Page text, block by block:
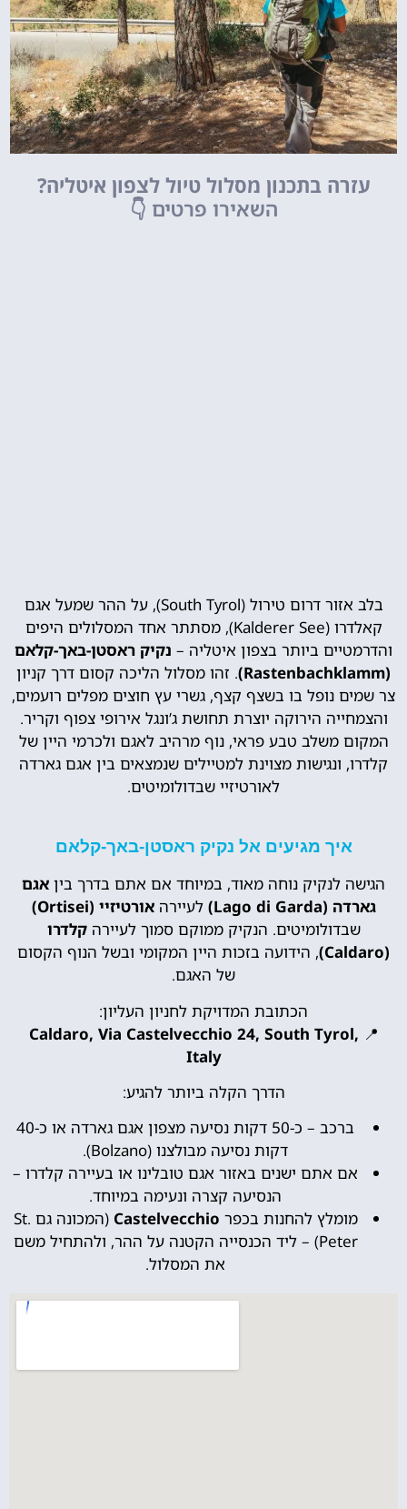
עזרה בתכנון מסלול טיול לצפון איטליה?
השאירו פרטים 👇
בלב אזור דרום טירול (South Tyrol), על ההר שמעל אגם
קאלדרו (Kalderer See), מסתתר אחד המסלולים היפים
והדרמטיים ביותר בצפון איטליה – נקיק ראסטן-באך-קלאם
(Rastenbachklamm)
. זהו מסלול הליכה קסום דרך קניון
צר שמים נופל בו בשצף קצף, גשרי עץ חוצים מפלים רועמים,
והצמחייה הירוקה יוצרת תחושת ג’ונגל אירופי צפוף וקריר.
המקום משלב טבע פראי, נוף מרהיב לאגם ולכרמי היין של
קלדרו, ונגישות מצוינת למטיילים שנמצאים בין אגם גארדה
לאורטיזיי שבדולומיטים.
איך מגיעים אל נקיק ראסטן-באך-קלאם
הגישה לנקיק נוחה מאוד, במיוחד אם אתם בדרך בין אגם
גארדה (Lago di Garda)
לעיירהאורטיזיי (Ortisei)
שבדולומיטים. הנקיק ממוקם סמוך לעיירהקלדרו
(Caldaro)
, הידועה בזכות היין המקומי ובשל הנוף הקסום
של האגם.
הכתובת המדויקת לחניון העליון:
📍
Caldaro, Via Castelvecchio 24, South Tyrol,
Italy
הדרך הקלה ביותר להגיע:
ברכב – כ-50 דקות נסיעה מצפון אגם גארדה או כ-40
דקות נסיעה מבולצנו (Bolzano).
אם אתם ישנים באזור אגם טובלינו או בעיירה קלדרו –
הנסיעה קצרה ונעימה במיוחד.
מומלץ להחנות בכפר Castelvecchio
(המכונה גם St.
Peter) – ליד הכנסייה הקטנה על ההר, ולהתחיל משם
את המסלול.